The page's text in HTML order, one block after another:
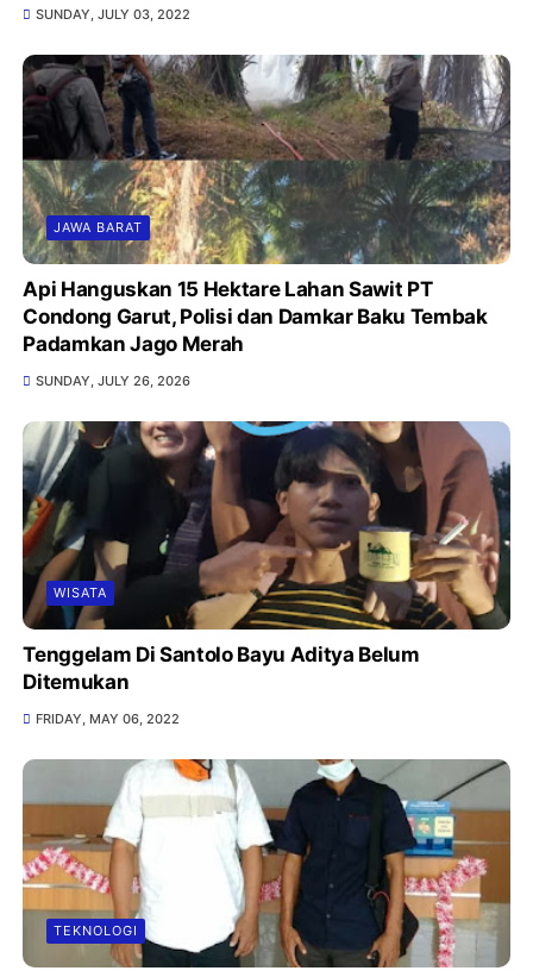
SUNDAY, JULY 03, 2022
JAWA BARAT
Api Hanguskan 15 Hektare Lahan Sawit PT
Condong Garut, Polisi dan Damkar Baku Tembak
Padamkan Jago Merah
SUNDAY, JULY 26, 2026
WISATA
Tenggelam Di Santolo Bayu Aditya Belum
Ditemukan
FRIDAY, MAY 06, 2022
TEKNOLOGI